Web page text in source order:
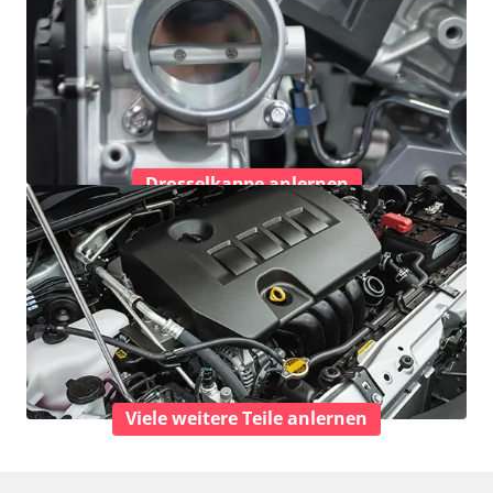
Drosselkappe anlernen
Viele weitere Teile anlernen